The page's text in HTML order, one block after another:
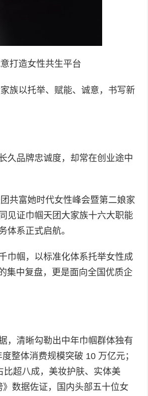
打造女性共生平台
族以托举、赋能、诚意，书写新
久品牌忠诚度，却常在创业途中
共富她时代女性峰会暨第二娘家
见证巾帼天团大家族十六大职能
体系正式启航。
巾帼，以标准化体系托举女性成
集中复盘，更是面向全国优质企
，清晰勾勒出中年巾帼群体独有
整体消费规模突破 10 万亿元；
超八成，美妆护肤、实体美
数据佐证，国内头部五十位女